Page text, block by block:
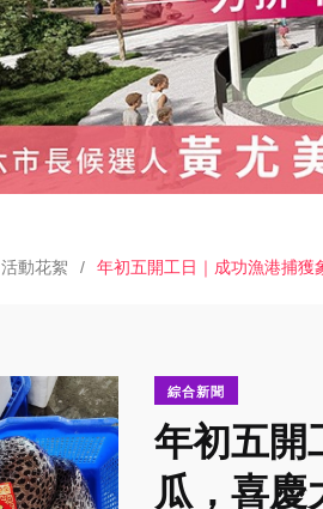
活動花絮 年初五開工日｜成功漁港捕獲
綜合新聞
年初五開
瓜，喜慶